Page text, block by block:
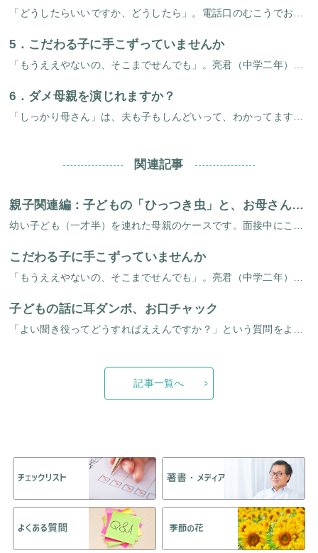
5． こだわる子に手こずっていませんか
6． ダメ母親を演じれますか？
関連記事
親子関連編：子どもの「ひっつき虫」と、お母さんのヒステリー
こだわる子に手こずっていませんか
子どもの話に耳ダンボ、お口チャック
記事一覧へ